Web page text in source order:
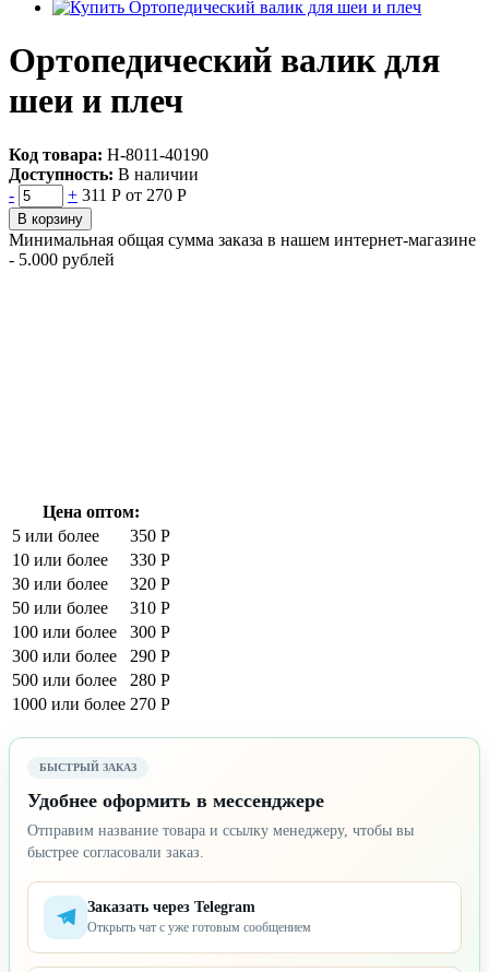
Ортопедический валик для
шеи и плеч
Код товара: Н-8011-40190
Доступность: В наличии
-
+ 311 Р от 270 Р
В корзину
Минимальная общая сумма заказа в нашем интернет-магазине
- 5.000 рублей
Цена оптом:
5 или более
350 Р
10 или более
330 Р
30 или более
320 Р
50 или более
310 Р
100 или более
300 Р
300 или более
290 Р
500 или более
280 Р
1000 или более 270 Р
БЫСТРЫЙ ЗАКАЗ
Удобнее оформить в мессенджере
Отправим название товара и ссылку менеджеру, чтобы вы
быстрее согласовали заказ.
Заказать через Telegram
Открыть чат с уже готовым сообщением